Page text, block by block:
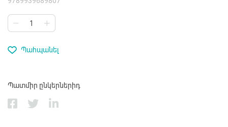
Պահպանել
Պատմիր ընկերներիդ